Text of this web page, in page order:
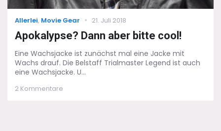
Categories
Allerlei, Movie Gear
Posted
21. Juli 2018
Apokalypse? Dann aber bitte cool!
Eine Wachsjacke ist zunächst mal eine Jacke mit
Wachs drauf. Die Belstaff Trialmaster Legend ist auch
eine Wachsjacke. U...
2 Kommentare